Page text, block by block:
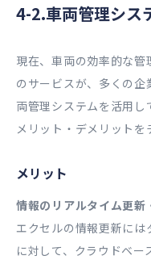
4-2.車両管理シス
現在、車両の効率的な管
のサービスが、多くの
両管理システムを活用し
メリット・デメリットを
メリット
情報のリアルタイム更新
エクセルの情報更新には
に対して、クラウドベ